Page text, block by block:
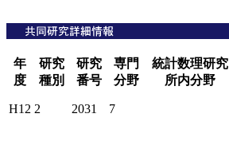
年
度
研究
種別
研究
番号
専門
分野
統計数理研究
所内分野
H12 2 2031 7